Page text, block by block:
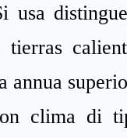
usa
annua
clima di